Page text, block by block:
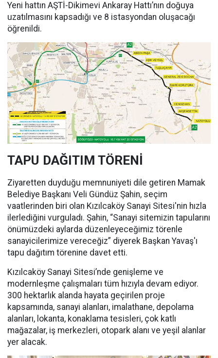
Yeni hattın AŞTİ-Dikimevi Ankaray Hattı’nın doğuya
uzatılmasını kapsadığı ve 8 istasyondan oluşacağı
öğrenildi.
TAPU DAĞITIM TÖRENİ
Ziyaretten duyduğu memnuniyeti dile getiren Mamak
Belediye Başkanı Veli Gündüz Şahin, seçim
vaatlerinden biri olan Kızılcaköy Sanayi Sitesi'nin hızla
ilerlediğini vurguladı. Şahin, “Sanayi sitemizin tapularını
önümüzdeki aylarda düzenleyeceğimiz törenle
sanayicilerimize vereceğiz” diyerek Başkan Yavaş'ı
tapu dağıtım törenine davet etti.
Kızılcaköy Sanayi Sitesi’nde genişleme ve
modernleşme çalışmaları tüm hızıyla devam ediyor.
300 hektarlık alanda hayata geçirilen proje
kapsamında, sanayi alanları, imalathane, depolama
alanları, lokanta, konaklama tesisleri, çok katlı
mağazalar, iş merkezleri, otopark alanı ve yeşil alanlar
yer alacak.